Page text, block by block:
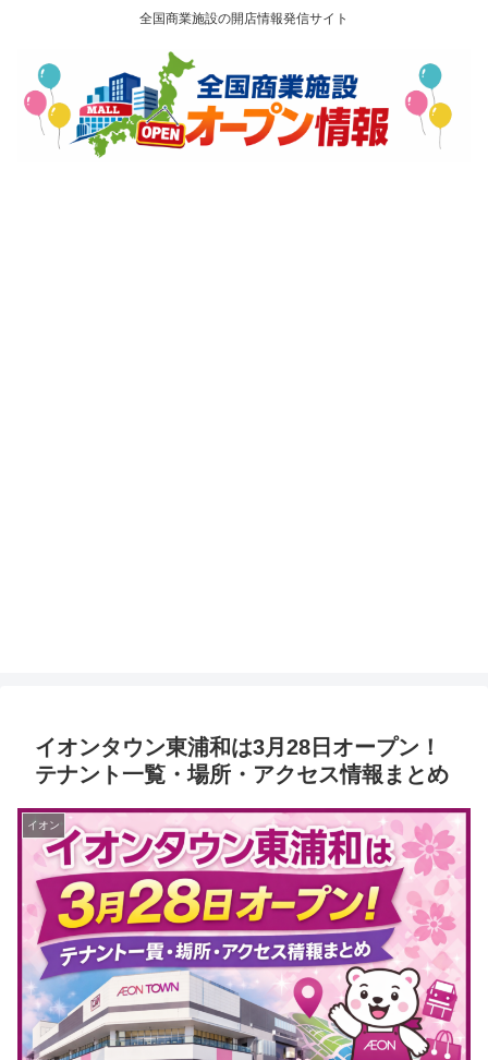
全国商業施設の開店情報発信サイト
イオンタウン東浦和は3月28日オープン！
テナント一覧・場所・アクセス情報まとめ
イオン